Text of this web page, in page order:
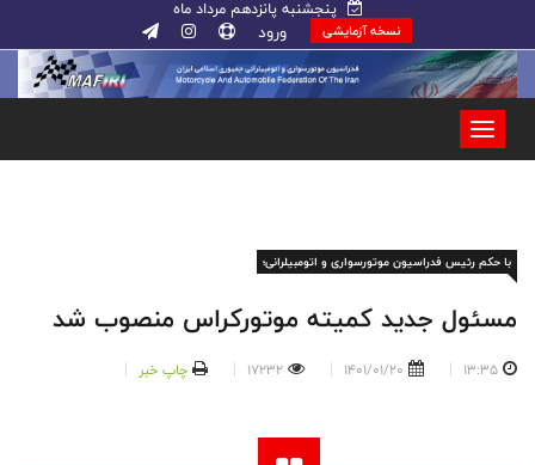
پنجشنبه پانزدهم مرداد ماه
نسخه آزمایشی ورود
با حکم رئیس فدراسیون موتورسواری و اتومبیلرانی؛
مسئول جدید کمیته موتورکراس منصوب شد
13:35
1401/01/20
17232 چاپ خبر